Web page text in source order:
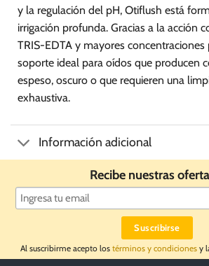
y la regulación del pH, Otiflush está
irrigación profunda. Gracias a la acción
TRIS-EDTA y mayores concentraciones
soporte ideal para oídos que producen
espeso, oscuro o que requieren una
exhaustiva.
Información adicional
Recibe nuestras
Al suscribirme acepto los términos y condiciones y